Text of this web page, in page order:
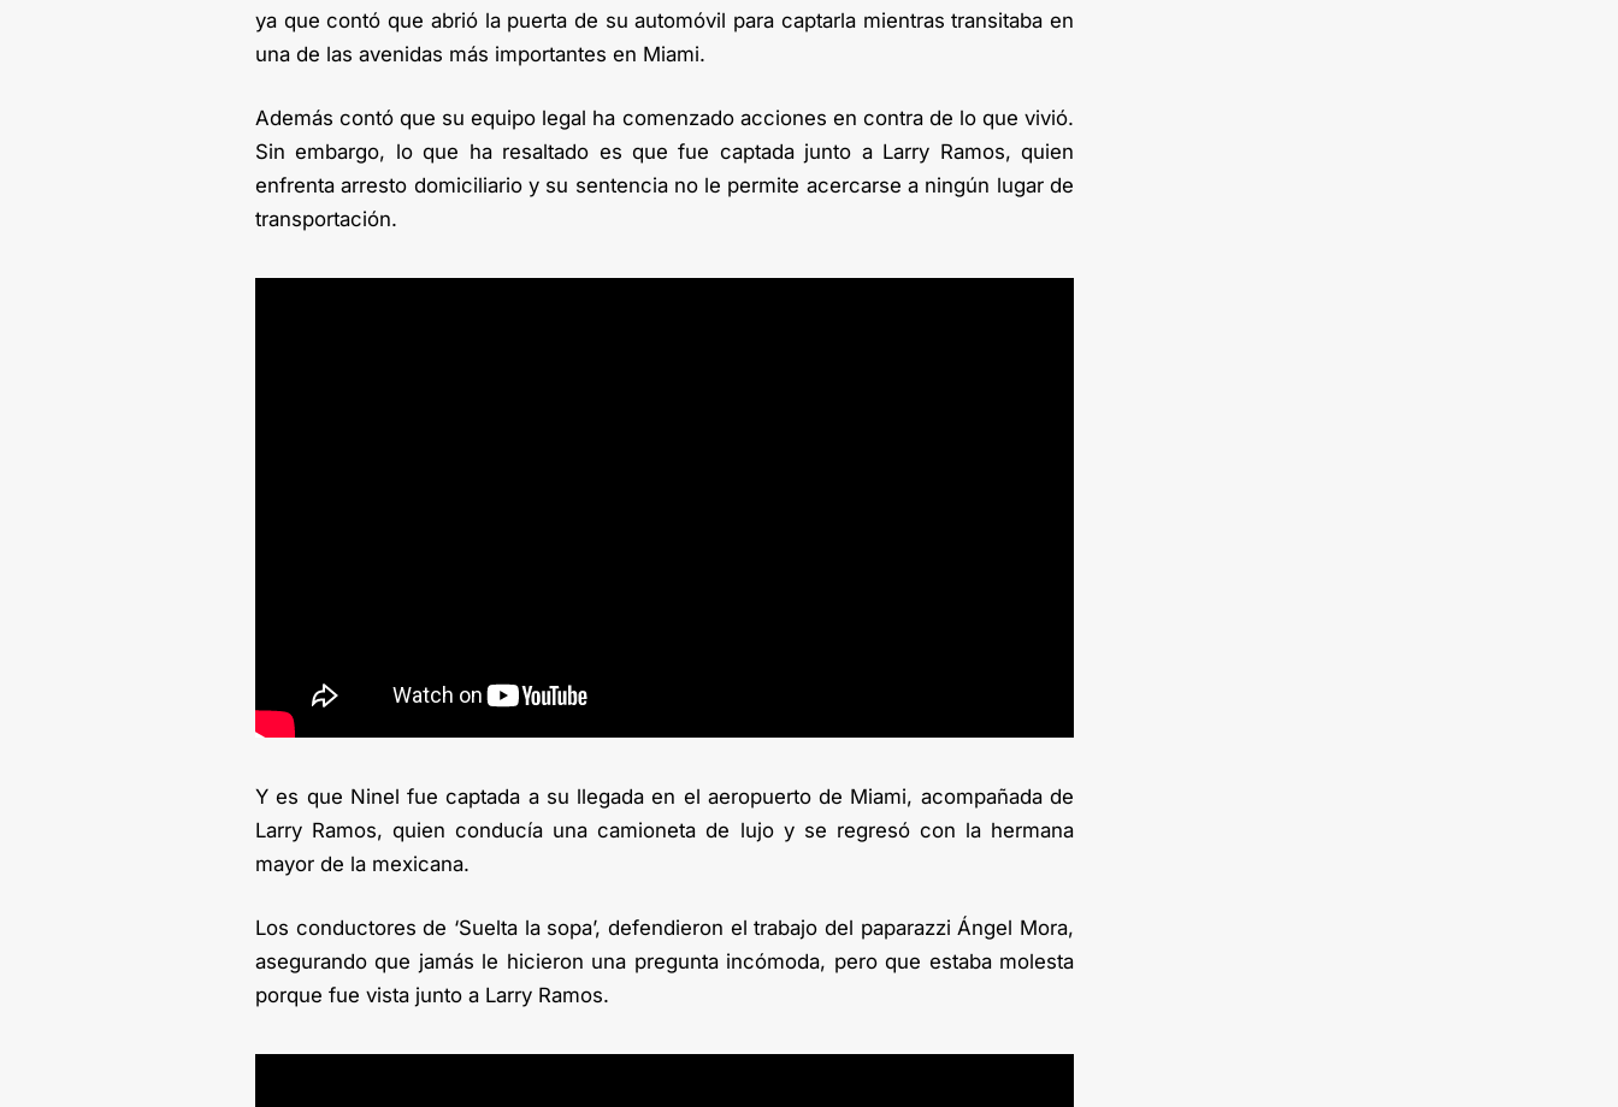
ya que contó que abrió la puerta de su automóvil para captarla mientras transitaba en
una de las avenidas más importantes en Miami.
Además contó que su equipo legal ha comenzado acciones en contra de lo que vivió.
Sin embargo, lo que ha resaltado es que fue captada junto a Larry Ramos, quien
enfrenta arresto domiciliario y su sentencia no le permite acercarse a ningún lugar de
transportación.
Y es que Ninel fue captada a su llegada en el aeropuerto de Miami, acompañada de
Larry Ramos, quien conducía una camioneta de lujo y se regresó con la hermana
mayor de la mexicana.
Los conductores de ‘Suelta la sopa’, defendieron el trabajo del paparazzi Ángel Mora,
asegurando que jamás le hicieron una pregunta incómoda, pero que estaba molesta
porque fue vista junto a Larry Ramos.